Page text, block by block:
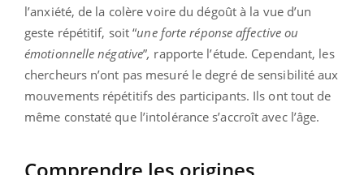
l’anxiété, de la colère voire du dégoût à la vue d’un
geste répétitif, soit “une forte réponse affective ou
émotionnelle négative”, rapporte l’étude. Cependant, les
chercheurs n’ont pas mesuré le degré de sensibilité aux
mouvements répétitifs des participants. Ils ont tout de
même constaté que l’intolérance s’accroît avec l’âge.